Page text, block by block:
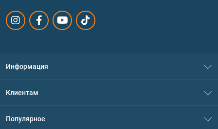
Информация
Политика конфиденциальности
Клиентам
Популярное